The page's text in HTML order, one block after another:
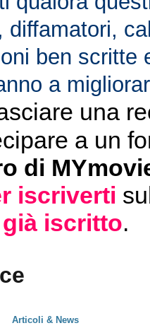
diffamatori,
ben scritte
a
una
a un
di
iscriverti
iscritto.
Articoli & News